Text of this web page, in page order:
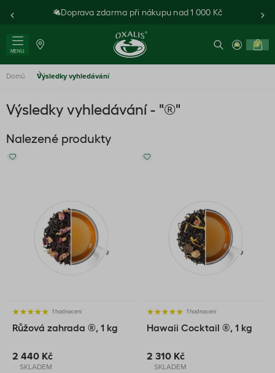
Doprava zdarma při nákupu nad 1 000 Kč
MENU
0
Domů Výsledky vyhledávání
Výsledky vyhledávání - "®"
Nalezené produkty
1 hodnocení
Růžová zahrada ®, 1 kg
2 440 Kč
SKLADEM
1 hodnocení
Hawaii Cocktail ®, 1 kg
2 310 Kč
SKLADEM